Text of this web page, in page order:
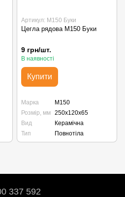
Артикул: М150 Буки
Цегла рядова М150 Буки
9 грн/шт.
В наявності
Купити
Марка
М150
Розмір, мм 250х120х65
Вид
Керамічна
Тип
Повнотіла
337 592